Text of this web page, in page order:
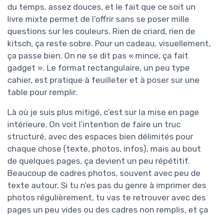
du temps, assez douces, et le fait que ce soit un
livre mixte permet de l’offrir sans se poser mille
questions sur les couleurs. Rien de criard, rien de
kitsch, ça reste sobre. Pour un cadeau, visuellement,
ça passe bien. On ne se dit pas « mince, ça fait
gadget ». Le format rectangulaire, un peu type
cahier, est pratique à feuilleter et à poser sur une
table pour remplir.
Là où je suis plus mitigé, c’est sur la mise en page
intérieure. On voit l’intention de faire un truc
structuré, avec des espaces bien délimités pour
chaque chose (texte, photos, infos), mais au bout
de quelques pages, ça devient un peu répétitif.
Beaucoup de cadres photos, souvent avec peu de
texte autour. Si tu n’es pas du genre à imprimer des
photos régulièrement, tu vas te retrouver avec des
pages un peu vides ou des cadres non remplis, et ça